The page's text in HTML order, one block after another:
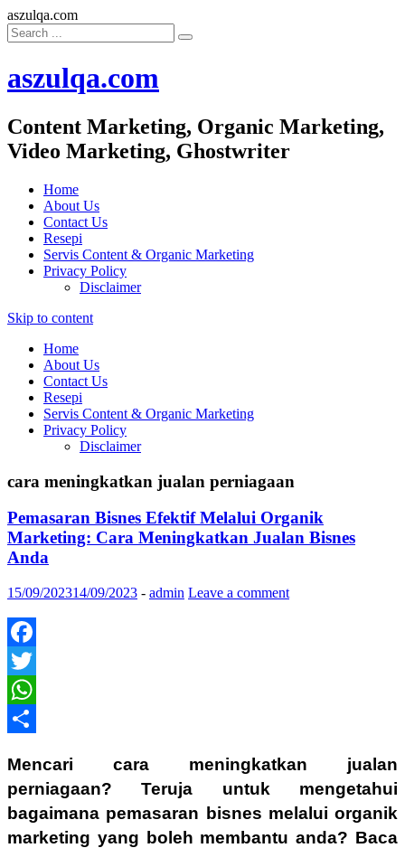
aszulqa.com
aszulqa.com
Content Marketing, Organic Marketing,
Video Marketing, Ghostwriter
Home
About Us
Contact Us
Resepi
Servis Content & Organic Marketing
Privacy Policy
Disclaimer
Skip to content
Home
About Us
Contact Us
Resepi
Servis Content & Organic Marketing
Privacy Policy
Disclaimer
cara meningkatkan jualan perniagaan
Pemasaran Bisnes Efektif Melalui Organik
Marketing: Cara Meningkatkan Jualan Bisnes
Anda
15/09/202314/09/2023 - admin Leave a comment
Facebook
Twitter
WhatsApp
Mencari cara meningkatkan jualan
perniagaan? Teruja untuk mengetahui
bagaimana pemasaran bisnes melalui organik
marketing yang boleh membantu anda? Baca